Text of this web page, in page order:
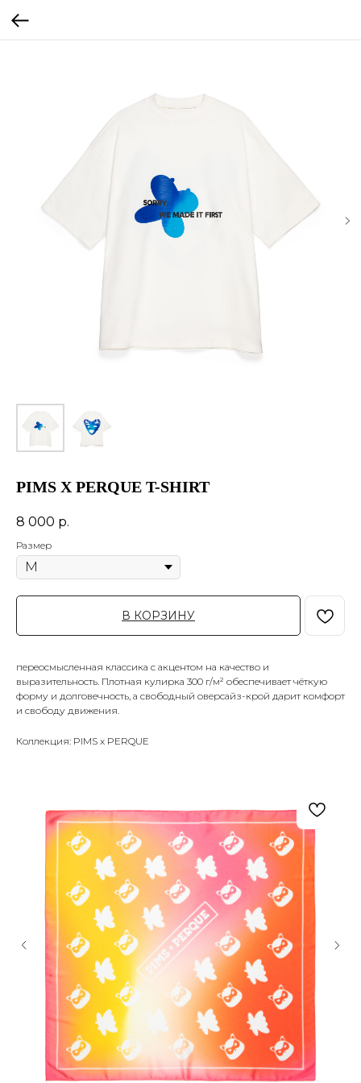
PIMS X PERQUE T-SHIRT
8 000 р.
Размер
В КОРЗИНУ
переосмысленная классика с акцентом на качество и
выразительность. Плотная кулирка 300 г/м² обеспечивает чёткую
форму и долговечность, а свободный оверсайз-крой дарит комфорт
и свободу движения.
Коллекция: PIMS x PERQUE